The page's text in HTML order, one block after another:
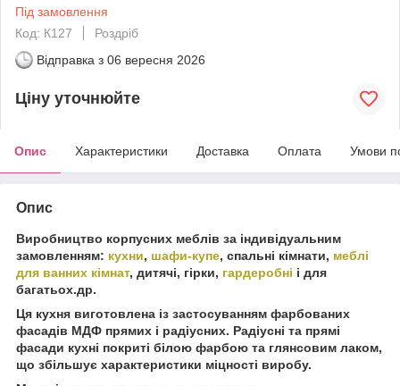
Під замовлення
Код: К127
Роздріб
Відправка з 06 вересня 2026
Ціну уточнюйте
Опис Характеристики Доставка Оплата Умови
Опис
Виробництво корпусних меблів за індивідуальним
замовленням: кухни, шафи-купе, спальні кімнати, меблі
для ванних кімнат, дитячі, гірки, гардеробні і для
багатьох.др.
Ця кухня виготовлена із застосуванням фарбованих
фасадів МДФ прямих і радіусних. Радіусні та прямі
фасади кухні покриті білою фарбою та глянсовим лаком,
що збільшує характеристики міцності виробу.